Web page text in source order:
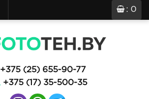
: 0
+375 (25) 655-90-77
+375 (17) 35-500-35